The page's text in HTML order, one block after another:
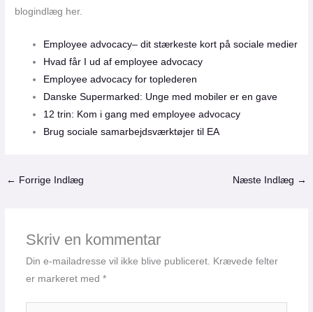
blogindlæg her.
Employee advocacy– dit stærkeste kort på sociale medier
Hvad får I ud af employee advocacy
Employee advocacy for toplederen
Danske Supermarked: Unge med mobiler er en gave
12 trin: Kom i gang med employee advocacy
Brug sociale samarbejdsværktøjer til EA
← Forrige Indlæg Næste Indlæg →
Skriv en kommentar
Din e-mailadresse vil ikke blive publiceret. Krævede felter
er markeret med *